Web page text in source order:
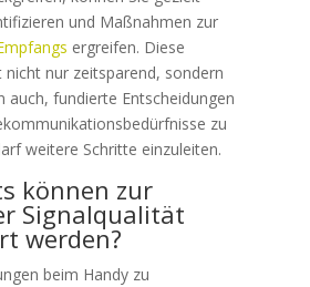
und Maßnahmen zur
ergreifen. Diese
nicht nur zeitsparend, sondern
auch, fundierte Entscheidungen
zu
weitere Schritte einzuleiten.
können zur
Signalqualität
werden?
beim Handy zu